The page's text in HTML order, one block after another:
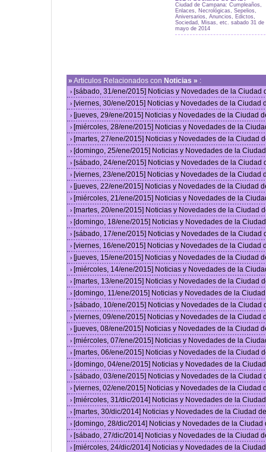
Ciudad de Campana: Cumpleaños,
Enlaces, Necrológicas, Sepelios,
Aniversarios, Anuncios, Edictos,
Sociedad, Misas, etc. sabado 31 de
mayo de 2014
» Articulos Relacionados con Noticias » :
› [sábado, 31/ene/2015] Noticias y Novedades de la Ciudad
› [viernes, 30/ene/2015] Noticias y Novedades de la Ciudad
› [jueves, 29/ene/2015] Noticias y Novedades de la Ciudad
› [miércoles, 28/ene/2015] Noticias y Novedades de la
› [martes, 27/ene/2015] Noticias y Novedades de la Ciudad
› [domingo, 25/ene/2015] Noticias y Novedades de la
› [sábado, 24/ene/2015] Noticias y Novedades de la Ciudad
› [viernes, 23/ene/2015] Noticias y Novedades de la Ciudad
› [jueves, 22/ene/2015] Noticias y Novedades de la Ciudad
› [miércoles, 21/ene/2015] Noticias y Novedades de la
› [martes, 20/ene/2015] Noticias y Novedades de la Ciudad
› [domingo, 18/ene/2015] Noticias y Novedades de la
› [sábado, 17/ene/2015] Noticias y Novedades de la Ciudad
› [viernes, 16/ene/2015] Noticias y Novedades de la Ciudad
› [jueves, 15/ene/2015] Noticias y Novedades de la Ciudad
› [miércoles, 14/ene/2015] Noticias y Novedades de la
› [martes, 13/ene/2015] Noticias y Novedades de la Ciudad
› [domingo, 11/ene/2015] Noticias y Novedades de la
› [sábado, 10/ene/2015] Noticias y Novedades de la Ciudad
› [viernes, 09/ene/2015] Noticias y Novedades de la Ciudad
› [jueves, 08/ene/2015] Noticias y Novedades de la Ciudad
› [miércoles, 07/ene/2015] Noticias y Novedades de la
› [martes, 06/ene/2015] Noticias y Novedades de la Ciudad
› [domingo, 04/ene/2015] Noticias y Novedades de la
› [sábado, 03/ene/2015] Noticias y Novedades de la Ciudad
› [viernes, 02/ene/2015] Noticias y Novedades de la Ciudad
› [miércoles, 31/dic/2014] Noticias y Novedades de la
› [martes, 30/dic/2014] Noticias y Novedades de la Ciudad
› [domingo, 28/dic/2014] Noticias y Novedades de la
› [sábado, 27/dic/2014] Noticias y Novedades de la Ciudad
› [miércoles, 24/dic/2014] Noticias y Novedades de la